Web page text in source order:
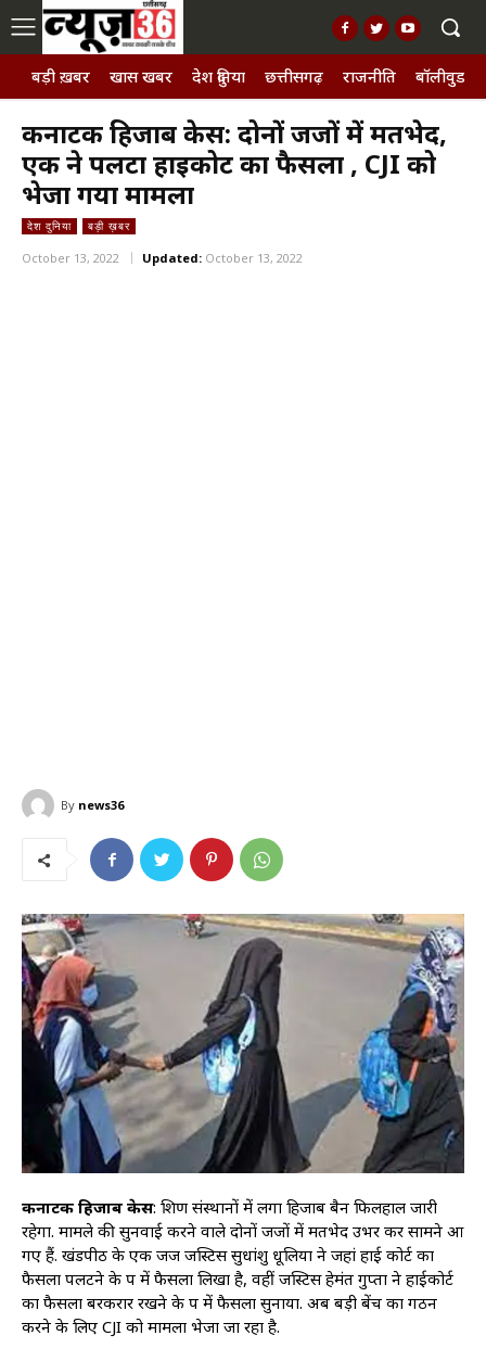
बड़ी ख़बर खास खबर देश दुनिया छत्तीसगढ़ राजनीति बॉलीवुड,
कर्नाटक हिजाब केस: दोनों जजों में मतभेद,
एक ने पलटा हाईकोर्ट का फैसला , CJI को
भेजा गया मामला
देश दुनिया बड़ी ख़बर
October 13, 2022 Updated: October 13, 2022
By news36
कर्नाटक हिजाब केस: शिक्षण संस्थानों में लगा हिजाब बैन फिलहाल जारी
रहेगा. मामले की सुनवाई करने वाले दोनों जजों में मतभेद उभर कर सामने आ
गए हैं. खंडपीठ के एक जज जस्टिस सुधांशु धूलिया ने जहां हाई कोर्ट का
फैसला पलटने के पक्ष में फैसला लिखा है, वहीं जस्टिस हेमंत गुप्ता ने हाईकोर्ट
का फैसला बरकरार रखने के पक्ष में फैसला सुनाया. अब बड़ी बेंच का गठन
करने के लिए CJI को मामला भेजा जा रहा है.